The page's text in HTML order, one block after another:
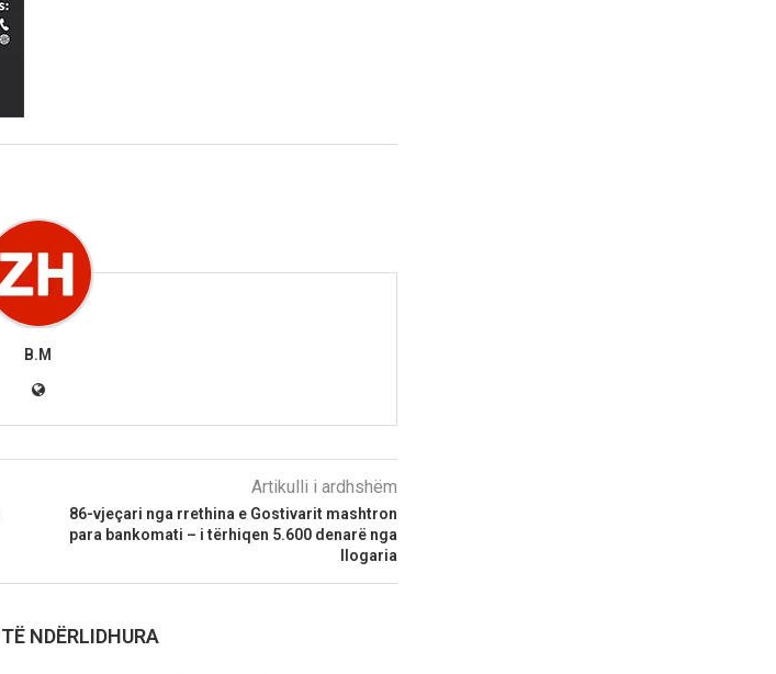
B.M
Artikulli i ardhshëm
86-vjeçari nga rrethina e Gostivarit mashtron
para bankomati – i tërhiqen 5.600 denarë nga
llogaria
NDËRLIDHURA